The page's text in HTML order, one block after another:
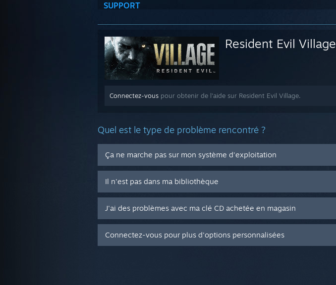
SUPPORT
Resident Evil Village
Connectez-vous pour obtenir de l'aide sur Resident Evil Village.
Quel est le type de problème rencontré ?
Ça ne marche pas sur mon système d'exploitation
Il n'est pas dans ma bibliothèque
J'ai des problèmes avec ma clé CD achetée en magasin
Connectez-vous pour plus d'options personnalisées